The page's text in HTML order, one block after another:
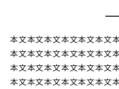
本文本文本文本文本文本文
本文本文本文本文本文本文
本文本文本文本文本文本文
本文本文本文本文本文本文